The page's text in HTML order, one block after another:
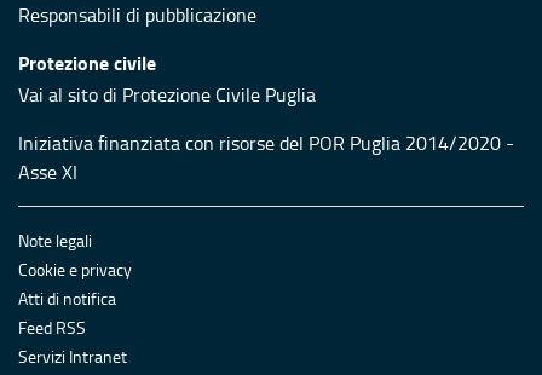
Responsabili di pubblicazione
Protezione civile
Vai al sito di Protezione Civile Puglia
Iniziativa finanziata con risorse del POR Puglia 2014/2020 -
Asse XI
Note legali
Cookie e privacy
Atti di notifica
Feed RSS
Servizi Intranet